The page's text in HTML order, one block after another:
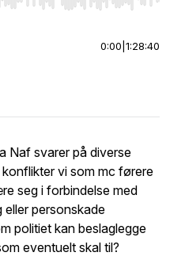
0:00 1:28:40
Naf svarer på diverse
vi som mc førere
seg i forbindelse med
eller personskade
politiet kan beslaglegge
eventuelt skal til?